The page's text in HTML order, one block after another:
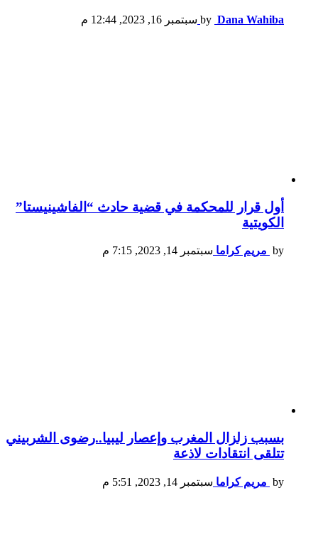
by Dana Wahiba سبتمبر 16, 2023, 12:44 م
أول قرار للمحكمة في قضية حادث “الفاشينيستا”
الكويتية
by مريم كراما سبتمبر 14, 2023, 7:15 م
بسبب زلزال المغرب وإعصار ليبيا..رضوى الشربيني
تتلقى انتقادات لاذعة
by مريم كراما سبتمبر 14, 2023, 5:51 م